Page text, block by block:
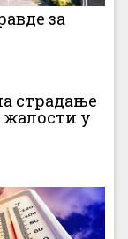
за
страдање
жалости у